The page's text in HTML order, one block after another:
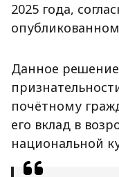
2025 года,
Данное
почётному
его вклад в
национальной